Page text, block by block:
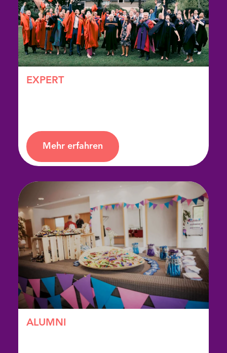
EXPERT
Mehr erfahren
ALUMNI